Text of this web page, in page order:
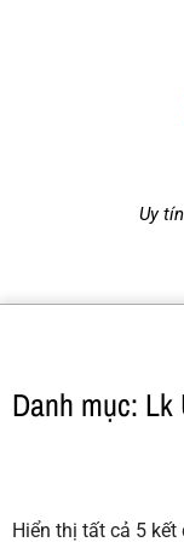
i
n
Uy
Danh mục:
Hiển thị tất cả 5 kết